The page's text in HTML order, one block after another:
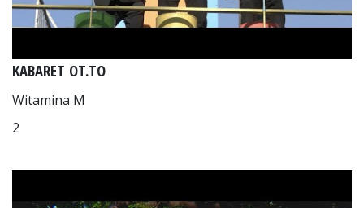
KABARET OT.TO
Witamina M
2